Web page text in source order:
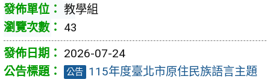
教學組
43
2026-07-24
公告 115年度臺北市原住民族語言主題